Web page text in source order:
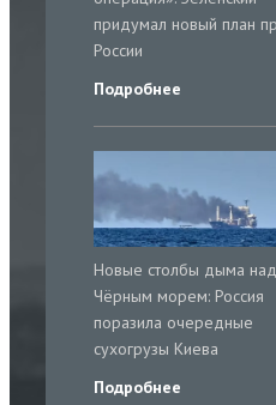
придумал новый план
России
Подробнее
Новые столбы дыма над
Чёрным морем: Россия
поразила очередные
сухогрузы Киева
Подробнее